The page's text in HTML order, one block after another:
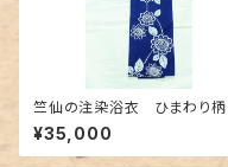
竺仙の注染浴衣 ひまわり柄
¥35,000